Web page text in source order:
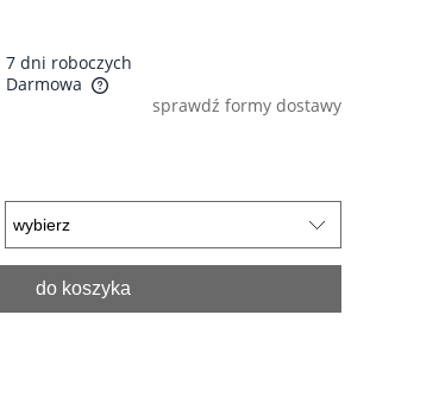
7 dni roboczych
Darmowa
kosztów
sprawdź formy dostawy
do koszyka